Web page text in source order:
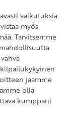
vaikutuksia
myös
Tarvitsemme
jaamme
olla
kumppani